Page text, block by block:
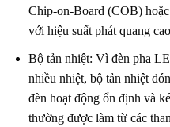
Chip-on-Board (COB)
với hiệu suất phát quang
Bộ tản nhiệt: Vì đèn pha
nhiều nhiệt, bộ tản nhiệt
đèn hoạt động ổn định và
thường được làm từ các